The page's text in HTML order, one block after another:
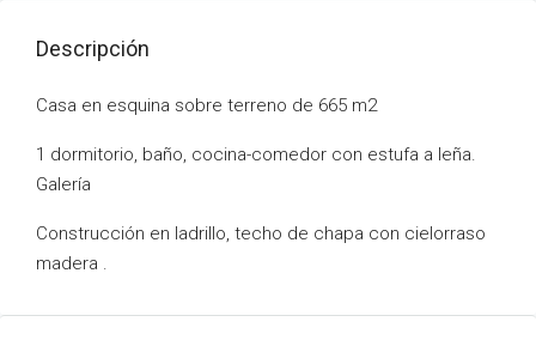
Descripción
Casa en esquina sobre terreno de 665 m2
1 dormitorio, baño, cocina-comedor con estufa a leña.
Galería
Construcción en ladrillo, techo de chapa con cielorraso
madera .